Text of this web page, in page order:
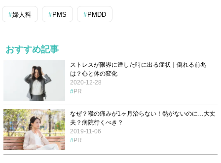
婦人科 PMS PMDD
おすすめ記事
ストレスが限界に達した時に出る症状｜倒れる前兆
は？心と体の変化
2020-12-28
PR
なぜ？喉の痛みが1ヶ月治らない！熱がないのに…大丈
夫？病院行くべき？
2019-11-06
PR